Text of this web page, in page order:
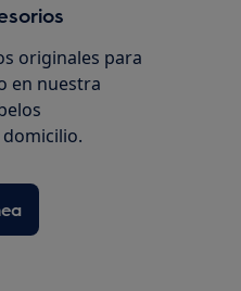
originales para
en nuestra